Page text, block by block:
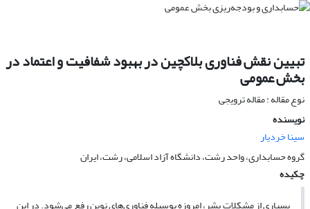
تبیین نقش فناوری بلاکچین در بهبود شفافیت و اعتماد در
بخش عمومی
نوع مقاله : مقاله ترویجی
نویسنده
سینا خردیار
گروه حسابداری، واحد رشت، دانشگاه آزاد اسلامی، رشت، ایران
چکیده